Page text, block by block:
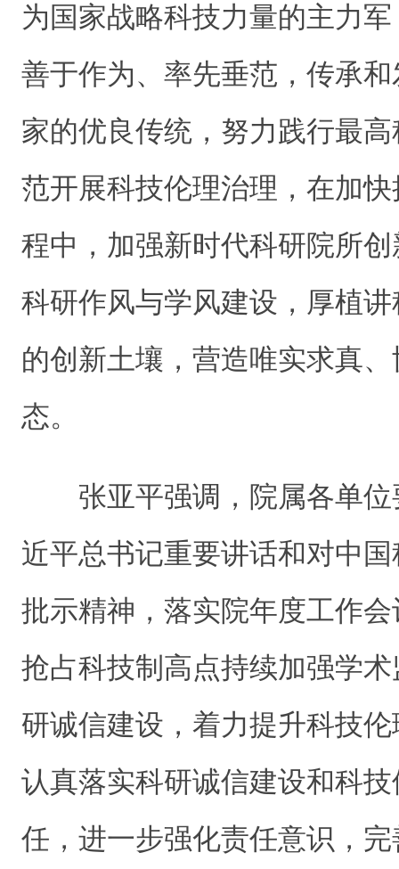
为国家战略科技力量的主力
善于作为、率先垂范，传承
家的优良传统，努力践行最
范开展科技伦理治理，在加
程中，加强新时代科研院所
科研作风与学风建设，厚植
的创新土壤，营造唯实求真
态。
张亚平强调，院属各单
近平总书记重要讲话和对中
批示精神，落实院年度工作
抢占科技制高点持续加强学
研诚信建设，着力提升科技
认真落实科研诚信建设和科
任，进一步强化责任意识，